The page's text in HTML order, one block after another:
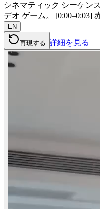
シネマティック シーケン
デオ ゲーム。 [0:00–0:03]
EN
再現する 詳細を見る